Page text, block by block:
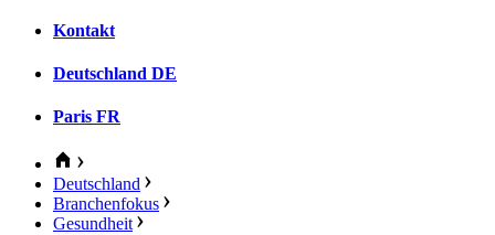
Kontakt
Deutschland DE
Paris FR
Deutschland
Branchenfokus
Gesundheit